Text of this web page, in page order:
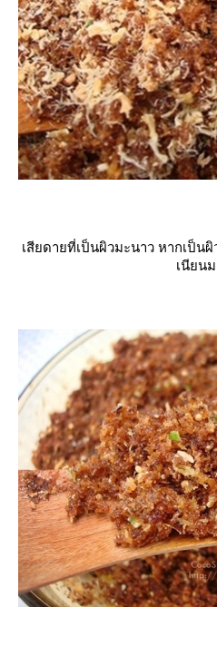
เสียดายที่เป็นผิวมะนาว หากเป็น
เนียน